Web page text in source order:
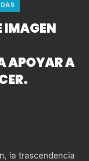
IMAGEN
APOYAR A
la trascendencia